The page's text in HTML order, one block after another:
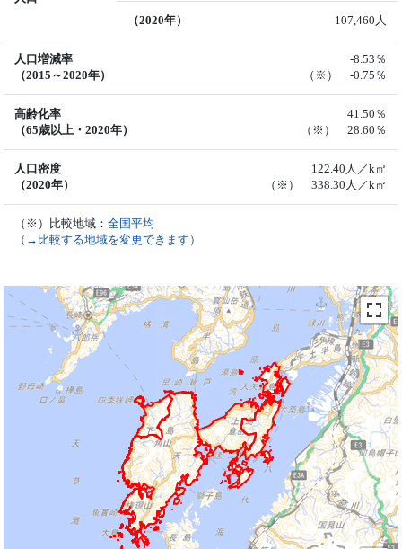
（2020年） 107,460人
人口増減率
（2015～2020年）
-8.53％
（※） -0.75％
高齢化率
（65歳以上・2020年）
41.50％
（※） 28.60％
人口密度
（2020年）
122.40人／k㎡
（※） 338.30人／k㎡
（※）比較地域：全国平均
（→比較する地域を変更できます）